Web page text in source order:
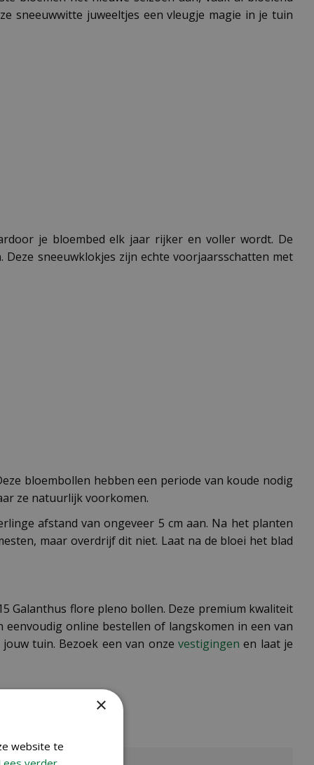
sneeuwwitte juweeltjes een vleugje magie in je tuin
je bloembed elk jaar rijker en voller wordt. De
sneeuwklokjes zijn echte voorjaarsschatten met
bloembollen hebben een periode van koude nodig
ze natuurlijk voorkomen.
afstand van ongeveer 5 cm aan. Na het planten
maar overdrijf dit niet. Laat na de bloei het blad
Galanthus flore pleno bollen. Deze premium kwaliteit
online bestellen of langskomen in een van
tuin. Bezoek een van onze vestigingen en laat je
×
website te